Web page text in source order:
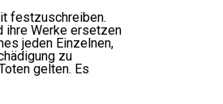
festzuschreiben.
ihre Werke ersetzen
jeden Einzelnen,
zu
gelten. Es